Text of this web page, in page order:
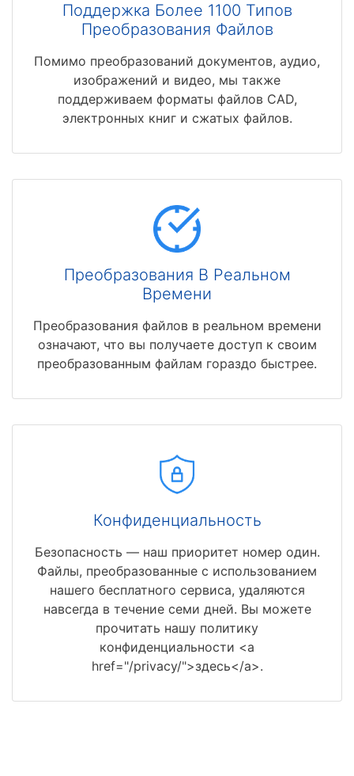
Поддержка Более 1100 Типов
Преобразования Файлов
Помимо преобразований документов, аудио,
изображений и видео, мы также
поддерживаем форматы файлов CAD,
электронных книг и сжатых файлов.
Преобразования В Реальном
Времени
Преобразования файлов в реальном времени
означают, что вы получаете доступ к своим
преобразованным файлам гораздо быстрее.
Конфиденциальность
Безопасность — наш приоритет номер один.
Файлы, преобразованные с использованием
нашего бесплатного сервиса, удаляются
навсегда в течение семи дней. Вы можете
прочитать нашу политику
конфиденциальности <a
href="/privacy/">здесь</a>.